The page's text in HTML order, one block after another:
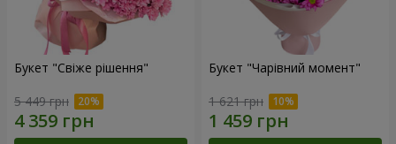
Букет "Свіже рішення"
5 449 грн
Букет "Чарівний момент"
1 621 грн